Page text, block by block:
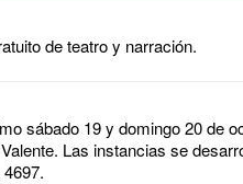
de teatro y narración.
sábado 19 y domingo 20 de
Las instancias se